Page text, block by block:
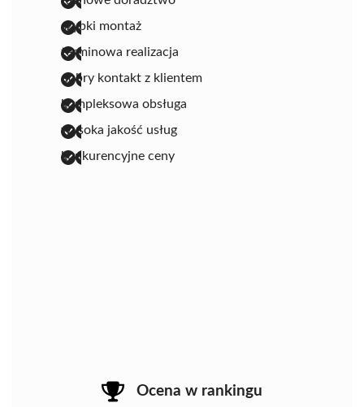
szybki montaż
terminowa realizacja
dobry kontakt z klientem
kompleksowa obsługa
wysoka jakość usług
konkurencyjne ceny
Ocena w rankingu